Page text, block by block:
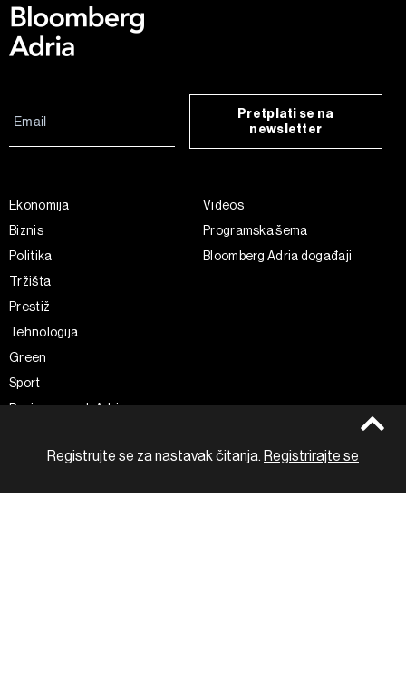
Registrujte se za nastavak čitanja. Registrirajte se
Pretplati se na
newsletter
Ekonomija
Biznis
Politika
Tržišta
Prestiž
Tehnologija
Green
Sport
Businessweek Adria
Adria Insight
Videos
Programska šema
Bloomberg Adria događaji